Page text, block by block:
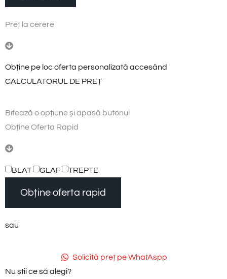
Preț a cerere
Obține pe loc oferta personalizată accesând
CALCULATORUL DE PREȚ
Bifează oopțiuneșiapasă butonul
ObțineOferta Rapid
BLAT GLAF TREPTE
Obține oferta rapid
sau
Solicită preț pe WhatAspp
Nu știi ce să alegi?